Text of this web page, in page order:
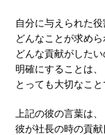
自分に与えられた役
どんなことが求めら
どんな貢献がしたい
明確にすることは、
とっても大切なこと
上記の彼の言葉は、
彼が社長の時の貢献